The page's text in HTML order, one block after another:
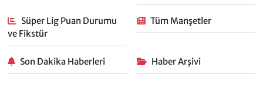
Süper Lig Puan Durumu
ve Fikstür
Tüm Manşetler
Son Dakika Haberleri Haber Arşivi